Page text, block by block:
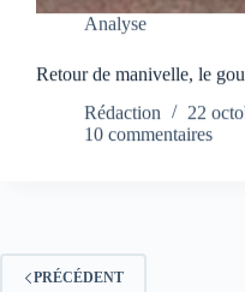
Analyse
Retour de manivelle, le
Rédaction
22
10 commentaires
PRÉCÉDENT